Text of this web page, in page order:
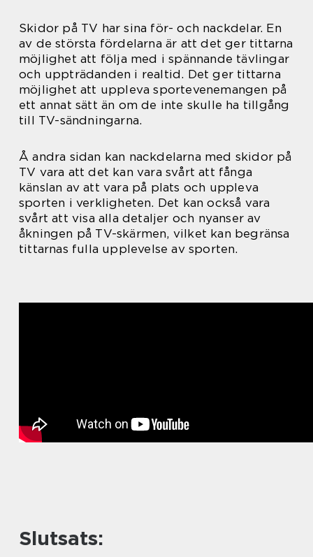
Skidor på TV har sina för- och nackdelar. En
av de största fördelarna är att det ger tittarna
möjlighet att följa med i spännande tävlingar
och uppträdanden i realtid. Det ger tittarna
möjlighet att uppleva sportevenemangen på
ett annat sätt än om de inte skulle ha tillgång
till TV-sändningarna.
Å andra sidan kan nackdelarna med skidor på
TV vara att det kan vara svårt att fånga
känslan av att vara på plats och uppleva
sporten i verkligheten. Det kan också vara
svårt att visa alla detaljer och nyanser av
åkningen på TV-skärmen, vilket kan begränsa
tittarnas fulla upplevelse av sporten.
Slutsats: